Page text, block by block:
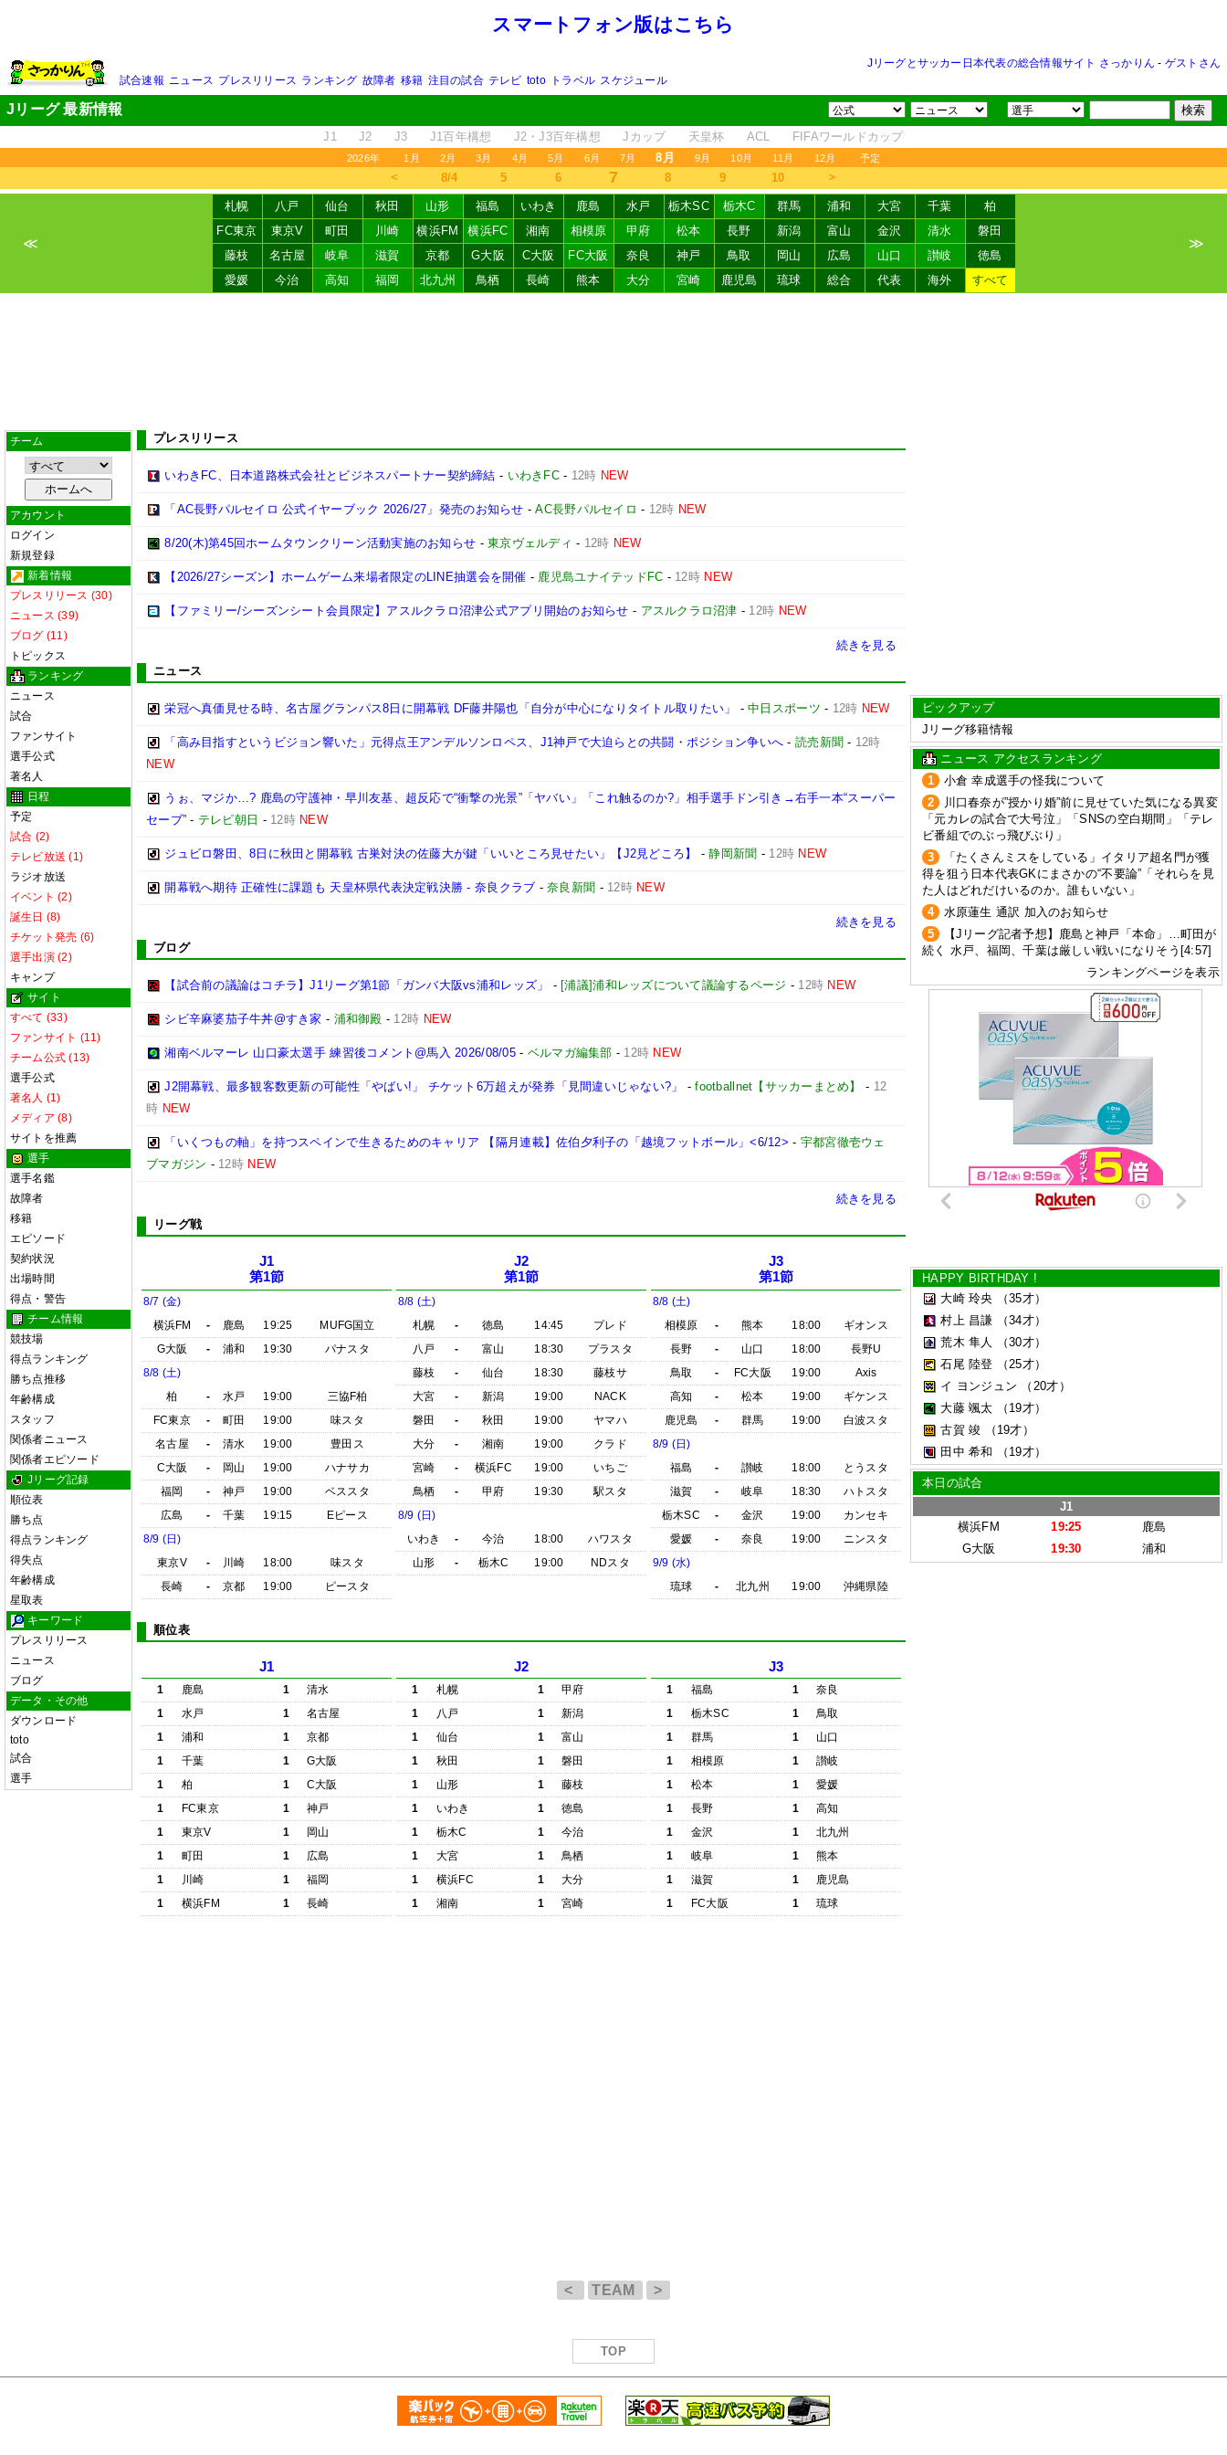
スマートフォン版はこちら
Jリーグとサッカー日本代表の総合情報サイト さっかりん - ゲストさん
試合速報 ニュース プレスリリース ランキング 故障者 移籍 注目の試合 テレビ toto トラベル スケジュール
Jリーグ 最新情報
J1 J2 J3 J1百年構想 J2・J3百年構想 Jカップ 天皇杯 ACL FIFAワールドカップ
2026年 1月 2月 3月 4月 5月 6月 7月 8月 9月 10月 11月 12月 予定
＜ 8/4 5 6 7 8 9 10 ＞
≪
札幌 八戸 仙台 秋田 山形 福島 いわき 鹿島 水戸 栃木SC 栃木C 群馬 浦和 大宮 千葉
柏
FC東京
東京V 町田 川崎 横浜FM 横浜FC 湘南 相模原 甲府 松本 長野 新潟 富山 金沢 清水
磐田
藤枝
名古屋 岐阜 滋賀 京都 G大阪 C大阪 FC大阪 奈良 神戸 鳥取 岡山 広島 山口 讃岐
徳島
愛媛
今治 高知 福岡 北九州 鳥栖 長崎 熊本 大分 宮崎 鹿児島 琉球 総合 代表 海外 すべて
≫
チーム
アカウント
ログイン
新規登録
新着情報
プレスリリース (30)
ニュース (39)
ブログ (11)
トピックス
ランキング
ニュース
試合
ファンサイト
選手公式
著名人
日程
予定
試合 (2)
テレビ放送 (1)
ラジオ放送
イベント (2)
誕生日 (8)
チケット発売 (6)
選手出演 (2)
キャンプ
サイト
すべて (33)
ファンサイト (11)
チーム公式 (13)
選手公式
著名人 (1)
メディア (8)
サイトを推薦
選手
選手名鑑
故障者
移籍
エピソード
契約状況
出場時間
得点・警告
チーム情報
競技場
得点ランキング
勝ち点推移
年齢構成
スタッフ
関係者ニュース
関係者エピソード
Jリーグ記録
順位表
勝ち点
得点ランキング
得失点
年齢構成
星取表
キーワード
プレスリリース
ニュース
ブログ
データ・その他
ダウンロード
toto
試合
選手
プレスリリース
いわきFC、日本道路株式会社とビジネスパートナー契約締結 - いわきFC- 12時 NEW
「AC長野パルセイロ 公式イヤーブック 2026/27」発売のお知らせ -AC長野パルセイロ - 12時 NEW
8/20(木)第45回ホームタウンクリーン活動実施のお知らせ -東京ヴェルディ - 12時 NEW
【2026/27シーズン】ホームゲーム来場者限定のLINE抽選会を開催 - 鹿児島ユナイテッドFC - 12時 NEW
【ファミリー/シーズンシート会員限定】アスルクラロ沼津公式アプリ開始のお知らせ - アスルクラロ沼津 - 12時 NEW
続きを見る
ニュース
栄冠へ真価見せる時、名古屋グランパス8日に開幕戦 DF藤井陽也「自分が中心になりタイトル取りたい」 -中日スポーツ - 12時 NEW
「高み目指すというビジョン響いた」元得点王アンデルソンロペス、J1神戸で大迫らとの共闘・ポジション争いへ - 読売新聞 - 12時
NEW
うぉ、マジか…? 鹿島の守護神・早川友基、超反応で“衝撃の光景”「ヤバい」「これ触るのか?」相手選手ドン引き→右手一本“スーパー
セーブ” - テレビ朝日 - 12時 NEW
ジュビロ磐田、8日に秋田と開幕戦 古巣対決の佐藤大が鍵「いいところ見せたい」【J2見どころ】 -静岡新聞 - 12時 NEW
開幕戦へ期待 正確性に課題も 天皇杯県代表決定戦決勝 - 奈良クラブ -奈良新聞 - 12時 NEW
続きを見る
ブログ
【試合前の議論はコチラ】J1リーグ第1節「ガンバ大阪vs浦和レッズ」 - [浦議]浦和レッズについて議論するページ - 12時 NEW
シビ辛麻婆茄子牛丼@すき家 - 浦和御殿 - 12時 NEW
湘南ベルマーレ 山口豪太選手 練習後コメント@馬入 2026/08/05- ベルマガ編集部 - 12時 NEW
J2開幕戦、最多観客数更新の可能性「やばい!」 チケット6万超えが発券「見間違いじゃない?」 -footballnet【サッカーまとめ】 - 12
時 NEW
「いくつもの軸」を持つスペインで生きるためのキャリア 【隔月連載】佐伯夕利子の「越境フットボール」<6/12> - 宇都宮徹壱ウェ
ブマガジン - 12時 NEW
続きを見る
リーグ戦
J1
第1節
8/7 (金)
横浜FM
- 鹿島 19:25
MUFG国立
G大阪
- 浦和 19:30
パナスタ
8/8 (土)
柏
- 水戸 19:00
三協F柏
FC東京
- 町田 19:00
味スタ
名古屋
- 清水 19:00
豊田ス
C大阪
- 岡山 19:00
ハナサカ
福岡
- 神戸 19:00
ベススタ
広島
- 千葉 19:15
Eピース
8/9 (日)
東京V
- 川崎 18:00
味スタ
長崎
- 京都 19:00 ピースタ
J2
第1節
8/8 (土)
札幌
- 徳島 14:45
プレド
八戸
- 富山 18:30
プラスタ
藤枝
- 仙台 18:30
藤枝サ
大宮
- 新潟 19:00
NACK
磐田
- 秋田 19:00
ヤマハ
大分
- 湘南 19:00
クラド
宮崎
- 横浜FC 19:00
いちご
鳥栖
- 甲府 19:30
駅スタ
8/9 (日)
いわき
- 今治 18:00
ハワスタ
山形
- 栃木C 19:00 NDスタ
J3
第1節
8/8 (土)
相模原
- 熊本 18:00
ギオンス
長野
- 山口 18:00
長野U
鳥取
- FC大阪 19:00
Axis
高知
- 松本 19:00
ギケンス
鹿児島
- 群馬 19:00
白波スタ
8/9 (日)
福島
- 讃岐 18:00
とうスタ
滋賀
- 岐阜 18:30
ハトスタ
栃木SC
- 金沢 19:00
カンセキ
愛媛
- 奈良 19:00
ニンスタ
9/9 (水)
琉球
- 北九州 19:00 沖縄県陸
順位表
J1
1 鹿島 1
清水
1
水戸 1
名古屋
1
浦和 1
京都
1
千葉 1
G大阪
1
柏 1
C大阪
1
FC東京 1
神戸
1
東京V 1
岡山
1
町田 1
広島
1
川崎 1
福岡
1
横浜FM 1 長崎
J2
1 札幌 1
甲府
1
八戸 1
新潟
1
仙台 1
富山
1
秋田 1
磐田
1
山形 1
藤枝
1
いわき 1
徳島
1
栃木C 1
今治
1
大宮 1
鳥栖
1
横浜FC 1
大分
1
湘南 1 宮崎
J3
1 福島 1
奈良
1
栃木SC 1
鳥取
1
群馬 1
山口
1
相模原 1
讃岐
1
松本 1
愛媛
1
長野 1
高知
1
金沢 1
北九州
1
岐阜 1
熊本
1
滋賀 1
鹿児島
1
FC大阪 1 琉球
ピックアップ
Jリーグ移籍情報
ニュース アクセスランキング
1
小倉 幸成選手の怪我について
2
川口春奈が”授かり婚”前に見せていた気になる異変
「元カレの試合で大号泣」「SNSの空白期間」「テレ
ビ番組でのぶっ飛びぶり」
3
「たくさんミスをしている」イタリア超名門が獲
得を狙う日本代表GKにまさかの“不要論”「それらを見
た人はどれだけいるのか。誰もいない」
4
水原蓮生 通訳 加入のお知らせ
5
【Jリーグ記者予想】鹿島と神戸「本命」…町田が
続く 水戸、福岡、千葉は厳しい戦いになりそう[4:57]
ランキングページを表示
HAPPY BIRTHDAY !
大崎 玲央
（35才）
村上 昌謙
（34才）
荒木 隼人
（30才）
石尾 陸登
（25才）
イ ヨンジュン
（20才）
大藤 颯太
（19才）
古賀 竣
（19才）
田中 希和
（19才）
本日の試合
J1
横浜FM
19:25
鹿島
G大阪
19:30 浦和
< TEAM >
TOP